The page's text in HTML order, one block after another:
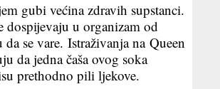
gubi većina zdravih supstanci.
dospijevaju u organizam od
se vare. Istraživanja na Queen
da jedna čaša ovog soka
prethodno pili ljekove.